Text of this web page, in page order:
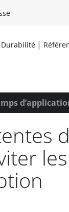
Durabilité